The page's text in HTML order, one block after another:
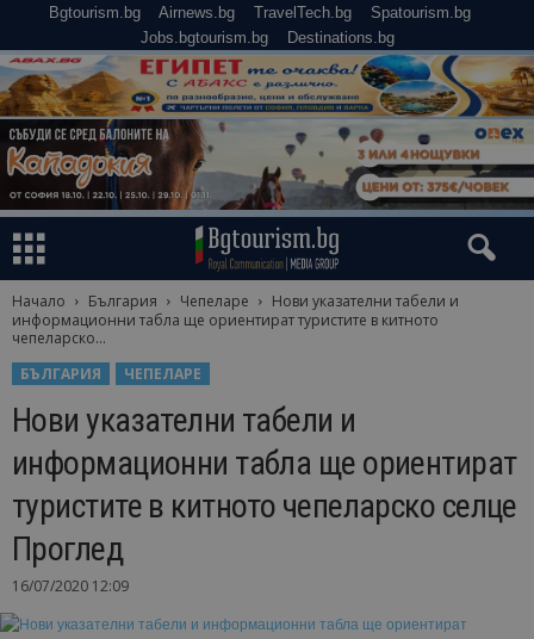
Bgtourism.bg Airnews.bg TravelTech.bg
Spatourism.bg
Jobs.bgtourism.bg
Destinations.bg
Начало България Чепеларе
Нови указателни табели и
информационни табла ще ориентират туристите в китното
чепеларско...
БЪЛГАРИЯ
ЧЕПЕЛАРЕ
Нови указателни табели и
информационни табла ще ориентират
туристите в китното чепеларско селце
Проглед
16/07/2020 12:09